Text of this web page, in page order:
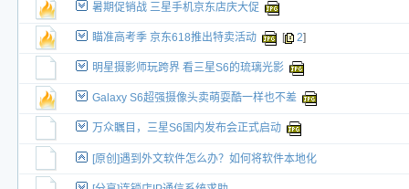
暑期促销战 三星手机京东店庆大促
瞄准高考季 京东618推出特卖活动 [ 2]
明星摄影师玩跨界 看三星S6的琉璃光影
Galaxy S6超强摄像头卖萌耍酷一样也不差
万众瞩目，三星S6国内发布会正式启动
[原创]遇到外文软件怎么办？如何将软件本地化